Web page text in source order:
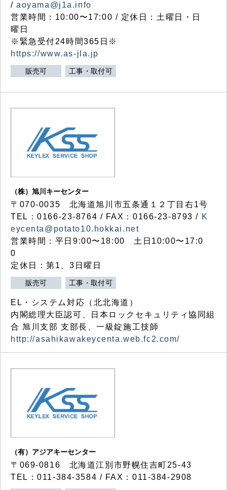
/aoyama@j1a.info
営業時間：10:00〜17:00 / 定休日：土曜日・日
曜日
※緊急受付24時間365日※
https://www.as-jla.jp
販売可 工事・取付可
（株）旭川キーセンター
〒070-0035 北海道旭川市五条通１２丁目右1号
TEL：0166-23-8764 / FAX：0166-23-8793 / K
eycenta@potato10.hokkai.net
営業時間：平日9:00〜18:00 土日10:00〜17:0
0
定休日：第1、3日曜日
販売可 工事・取付可
EL・システム対応（北北海道）
内閣総理大臣認可、日本ロックセキュリティ協同組
合 旭川支部 支部長、一級錠施工技師
http://asahikawakeycenta.web.fc2.com/
（有）アジアキーセンター
〒069-0816 北海道江別市野幌住吉町25-43
TEL：011-384-3584 / FAX：011-384-2908